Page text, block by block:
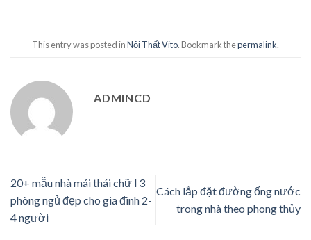
This entry was posted inNội Thất Vito. Bookmark thepermalink.
ADMINCD
20+ mẫu nhà mái thái chữ l 3
phòng ngủ đẹp cho gia đình 2-
4 người
Cách lắp đặt đường ống nước
trong nhà theo phong thủy